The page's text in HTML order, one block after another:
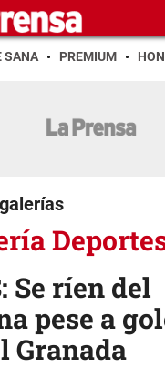
SANA PREMIUM
Se ríen del
pese a
Granada